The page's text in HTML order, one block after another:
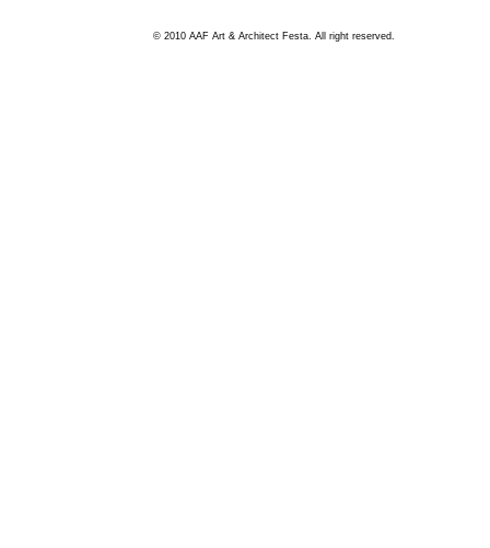
© 2010 AAF Art & Architect Festa. All right reserved.